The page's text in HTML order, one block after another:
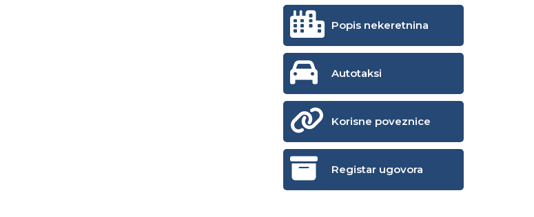
Popis nekeretnina
Autotaksi
Korisne poveznice
Registar ugovora